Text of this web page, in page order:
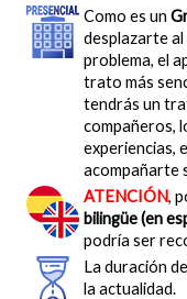
Como es un
desplazarte al
problema, el
trato más
tendrás un
compañeros,
experiencias,
acompañarte
ATENCIÓN,
bilingüe (en
podría ser
La duración
la actualidad.